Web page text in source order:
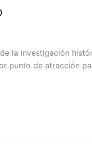
la investigación
punto de atracción